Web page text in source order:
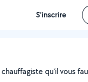
S'inscrire
qu'il vous